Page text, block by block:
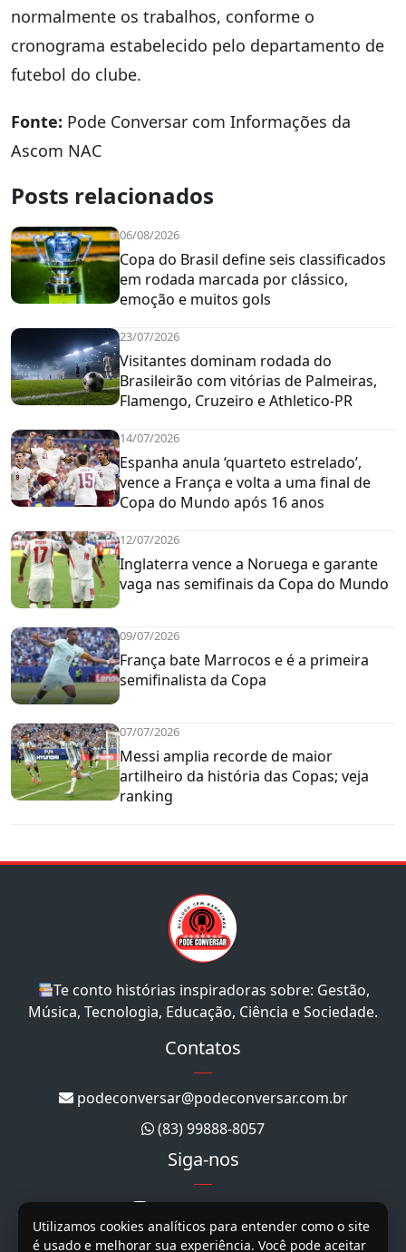
normalmente os trabalhos, conforme o
cronograma estabelecido pelo departamento de
futebol do clube.
Fonte: Pode Conversar com Informações da
Ascom NAC
Posts relacionados
06/08/2026
Copa do Brasil define seis classificados
em rodada marcada por clássico,
emoção e muitos gols
23/07/2026
Visitantes dominam rodada do
Brasileirão com vitórias de Palmeiras,
Flamengo, Cruzeiro e Athletico-PR
14/07/2026
Espanha anula ‘quarteto estrelado’,
vence a França e volta a uma final de
Copa do Mundo após 16 anos
12/07/2026
Inglaterra vence a Noruega e garante
vaga nas semifinais da Copa do Mundo
09/07/2026
França bate Marrocos e é a primeira
semifinalista da Copa
07/07/2026
Messi amplia recorde de maior
artilheiro da história das Copas; veja
ranking
Te conto histórias inspiradoras sobre: Gestão,
Música, Tecnologia, Educação, Ciência e Sociedade.
Contatos
podeconversar@podeconversar.com.br
(83) 99888-8057
Siga-nos
@podeconversar
Utilizamos cookies analíticos para entender como o site
é usado e melhorar sua experiência. Você pode aceitar